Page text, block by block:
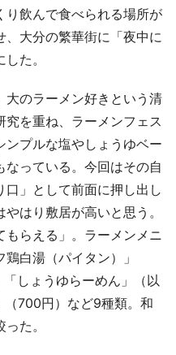
り飲んで食べられる場所が
大分の繁華街に「夜中に
た。
のラーメン好きという清
を重ね、ラーメンフェス
ンプルな塩やしょうゆベー
なっている。今回はその自
」として前面に押し出し
はり敷居が高いと思う。
らえる」。ラーメンメニ
白湯（パイタン）」
しょうゆらーめん」（以
（700円）など9種類。和
た。